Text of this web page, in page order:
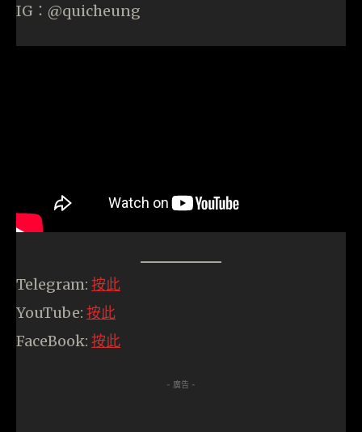
IG：@quicheung
Telegram: 按此
YouTube: 按此
FaceBook: 按此
- 廣告 -